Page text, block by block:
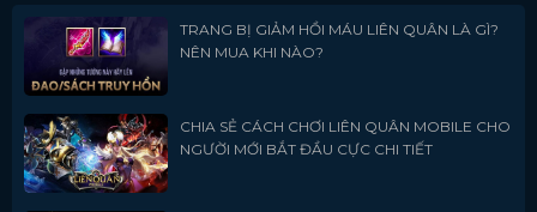
TRANG BỊ GIẢM HỒI MÁU LIÊN QUÂN LÀ GÌ?
NÊN MUA KHI NÀO?
CHIA SẺ CÁCH CHƠI LIÊN QUÂN MOBILE CHO
NGƯỜI MỚI BẮT ĐẦU CỰC CHI TIẾT